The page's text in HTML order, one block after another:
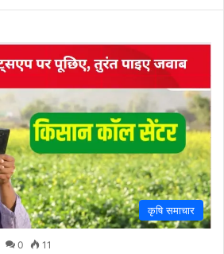
कृषि समाचार
0 11